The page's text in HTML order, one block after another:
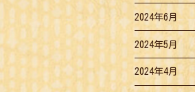
2024年6月
2024年5月
2024年4月